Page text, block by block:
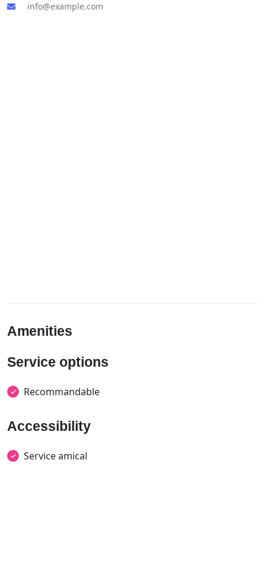
info@example.com
Amenities
Service options
Recommandable
Accessibility
Service amical